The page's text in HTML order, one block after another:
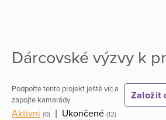
Dárcovské výzvy k
Podpořte tento projekt ještě víc a
zapojte kamarády
Založit
Aktivní (0) | Ukončené (12)